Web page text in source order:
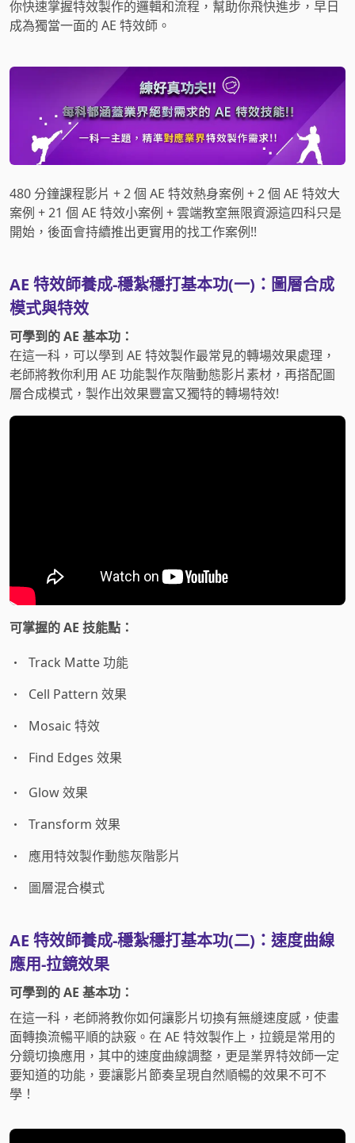
你快速掌握特效製作的邏輯和流程，幫助你飛快進步，早日
成為獨當一面的 AE 特效師。
480 分鐘課程影片 + 2 個 AE 特效熱身案例 + 2 個 AE 特效大
案例 + 21 個 AE 特效小案例 + 雲端教室無限資源這四科只是
開始，後面會持續推出更實用的找工作案例!!
AE 特效師養成-穩紮穩打基本功(一)：圖層合成
模式與特效
可學到的 AE 基本功：
在這一科，可以學到 AE 特效製作最常見的轉場效果處理，
老師將教你利用 AE 功能製作灰階動態影片素材，再搭配圖
層合成模式，製作出效果豐富又獨特的轉場特效!
可掌握的 AE 技能點：
Track Matte 功能
Cell Pattern 效果
Mosaic 特效
Find Edges 效果
Glow 效果
Transform 效果
應用特效製作動態灰階影片
圖層混合模式
AE 特效師養成-穩紮穩打基本功(二)：速度曲線
應用-拉鏡效果
可學到的 AE 基本功：
在這一科，老師將教你如何讓影片切換有無縫速度感，使畫
面轉換流暢平順的訣竅。在 AE 特效製作上，拉鏡是常用的
分鏡切換應用，其中的速度曲線調整，更是業界特效師一定
要知道的功能，要讓影片節奏呈現自然順暢的效果不可不
學！